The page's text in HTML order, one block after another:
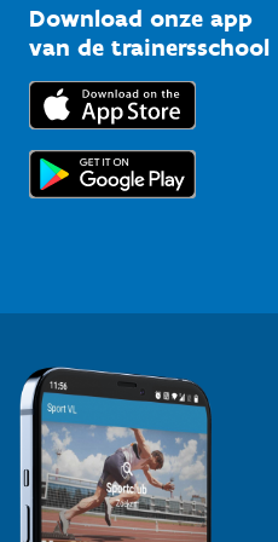
Bedrijven
Trainers en begeleiders
Topsporters
Kennisplatform
Downloads
Voor de pers
Download onze app
van de trainersschool